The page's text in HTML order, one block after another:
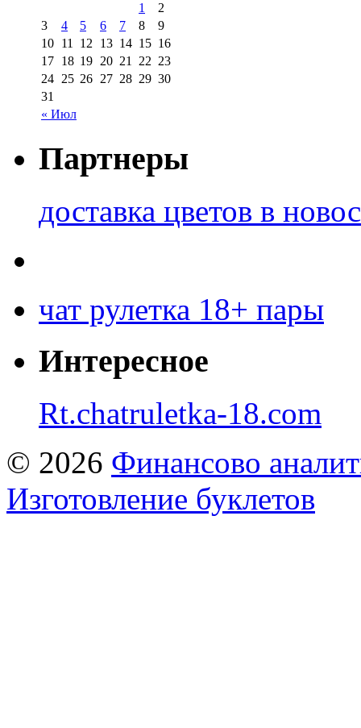
« Июл
1
2
3
4 5 6 7 8
9
10 11 12 13 14 15 16
17 18 19 20 21 22 23
24 25 26 27 28 29 30
31
Партнеры
доставка цветов в
чат рулетка 18+ пары
Интересное
Rt.chatruletka-18.com
© 2026 Финансово
Изготовление буклетов